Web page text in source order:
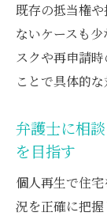
既存の抵当権
ないケースも
スクや再申請
ことで具体的
弁護士に相
を目指す
個人再生で住
況を正確に把